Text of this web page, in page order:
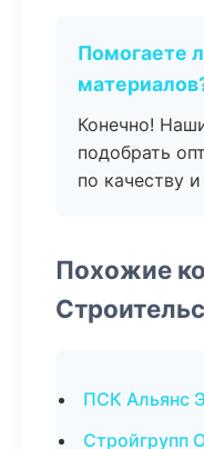
Помогаете
Конечно!
подобрать
по качеству
Похожие
ПСК Альянс
Стройгрупп